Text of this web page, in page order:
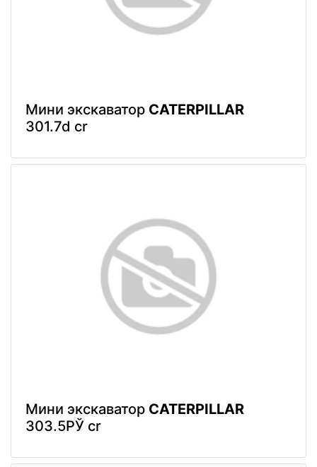
Мини экскаватор CATERPILLAR
301.7d cr
Мини экскаватор CATERPILLAR
303.5РЎ cr